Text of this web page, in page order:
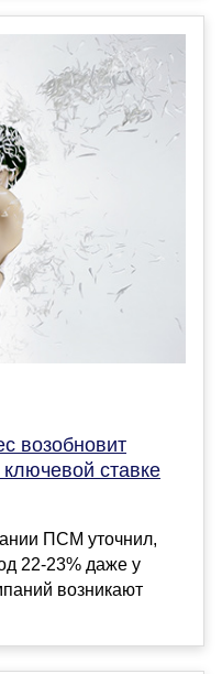
возобновит
ставке
ПСМ уточнил,
22-23% даже у
возникают